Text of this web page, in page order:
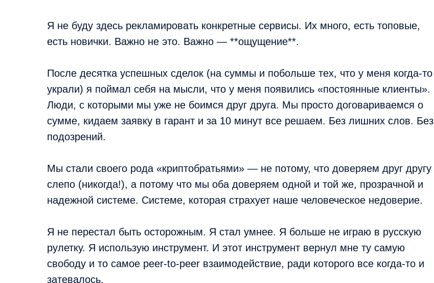
Я не буду здесь рекламировать конкретные сервисы. Их много, есть топовые,
есть новички. Важно не это. Важно — **ощущение**.
После десятка успешных сделок (на суммы и побольше тех, что у меня когда-то
украли) я поймал себя на мысли, что у меня появились «постоянные клиенты».
Люди, с которыми мы уже не боимся друг друга. Мы просто договариваемся о
сумме, кидаем заявку в гарант и за 10 минут все решаем. Без лишних слов. Без
подозрений.
Мы стали своего рода «криптобратьями» — не потому, что доверяем друг другу
слепо (никогда!), а потому что мы оба доверяем одной и той же, прозрачной и
надежной системе. Системе, которая страхует наше человеческое недоверие.
Я не перестал быть осторожным. Я стал умнее. Я больше не играю в русскую
рулетку. Я использую инструмент. И этот инструмент вернул мне ту самую
свободу и то самое peer-to-peer взаимодействие, ради которого все когда-то и
затевалось.